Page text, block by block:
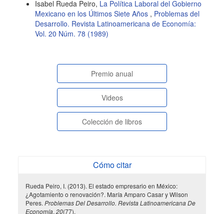
Isabel Rueda Peiro, La Política Laboral del Gobierno
Mexicano en los Últimos Siete Años , Problemas del
Desarrollo. Revista Latinoamericana de Economía:
Vol. 20 Núm. 78 (1989)
paginasespeciales
Premio anual
Videos
Colección de libros
Cómo citar
Rueda Peiro, I. (2013). El estado empresario en México:
¿Agotamiento o renovación?. María Amparo Casar y Wilson
Peres. Problemas Del Desarrollo. Revista Latinoamericana De
Economía, 20(77).